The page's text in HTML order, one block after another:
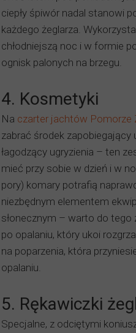
ciepły śpiwór nadal stanowi
każdego żeglarza.
chłodniejszą noc i w formie
ognisk palonych na brzegu.
4. Kosmetyki
Na czarter jachtów Pomorze
zabrać środek
łagodzący ugryzienia – ten
mieć przy sobie w dzień i w
pory) komary potrafią
niezbędnym elementem
słonecznym – warto do tego
po opalaniu, który ukoi
na poparzenia, która
opalaniu.
5. Rękawiczki
Specjalne, z odciętymi